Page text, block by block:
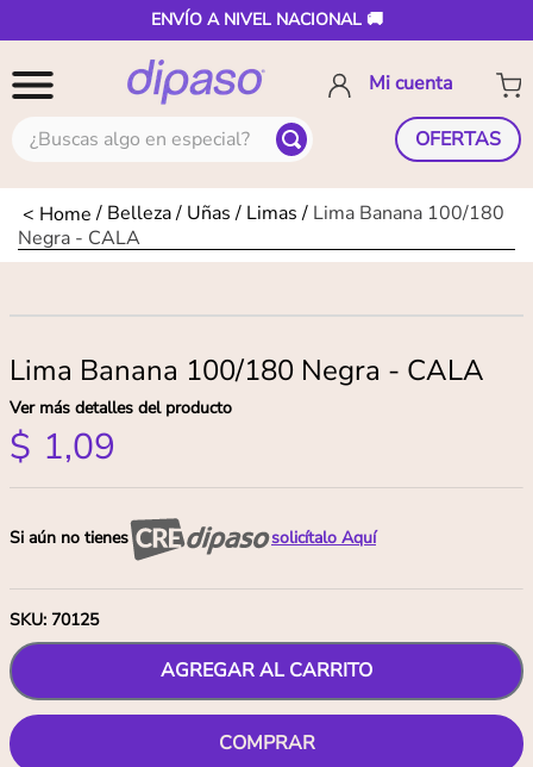
ENVÍO A NIVEL NACIONAL 🚚
¿Buscas algo en especial? OFERTAS
Belleza Uñas Limas
Lima Banana 100/180
Negra - CALA
Lima Banana 100/180 Negra - CALA
Ver más detalles del producto
$ 1,09
Si aún no tienes solicítalo Aquí
SKU: 70125
AGREGAR AL CARRITO
COMPRAR